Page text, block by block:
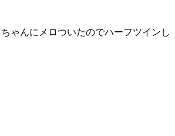
ゃんにメロついたのでハーフツインし